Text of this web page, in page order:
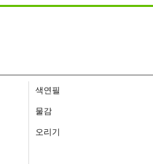
색연필
물감
오리기